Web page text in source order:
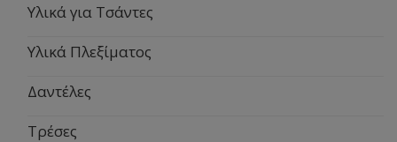
Υλικά για Τσάντες
Υλικά Πλεξίματος
Δαντέλες
Τρέσες